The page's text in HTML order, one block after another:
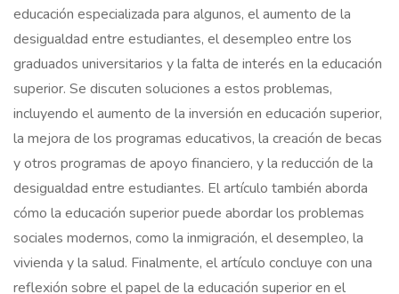
educación especializada para algunos, el aumento de la
desigualdad entre estudiantes, el desempleo entre los
graduados universitarios y la falta de interés en la educación
superior. Se discuten soluciones a estos problemas,
incluyendo el aumento de la inversión en educación superior,
la mejora de los programas educativos, la creación de becas
y otros programas de apoyo financiero, y la reducción de la
desigualdad entre estudiantes. El artículo también aborda
cómo la educación superior puede abordar los problemas
sociales modernos, como la inmigración, el desempleo, la
vivienda y la salud. Finalmente, el artículo concluye con una
reflexión sobre el papel de la educación superior en el